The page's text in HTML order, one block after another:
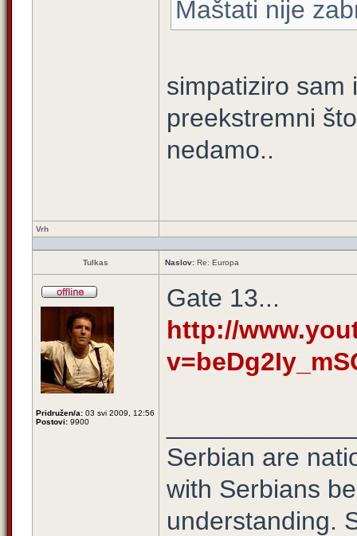
Maštati nije
simpatiziro sam
preekstremni
nedamo..
Vrh
Tulkas Naslov: Re: Europa
Pridružen/a: 03 svi 2009, 12:56
Postovi: 9900
Gate 13...
http://
Serbian are
with Serbians
understanding.